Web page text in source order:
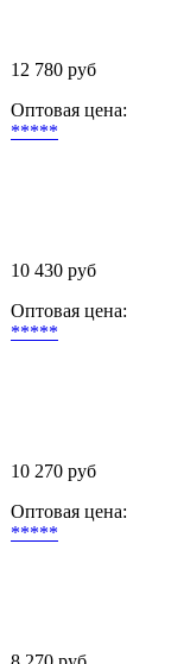
12 780 руб
Оптовая цена:
*****
10 430 руб
Оптовая цена:
*****
10 270 руб
Оптовая цена:
*****